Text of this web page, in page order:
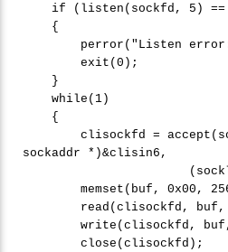
if (listen(sockfd, 5) ==
{
perror("Listen
exit(0);
}
while(1)
{
clisockfd =
sockaddr *)&clisin6,
(socklen_t
memset(buf, 0x00,
read(clisockfd, buf,
write(clisockfd, buf,
close(clisockfd);